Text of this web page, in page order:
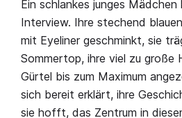
Ein schlankes junges Mädchen
Interview. Ihre stechend
mit Eyeliner geschminkt, sie
Sommertop, ihre viel zu große
Gürtel bis zum Maximum
sich bereit erklärt, ihre
sie hofft, das Zentrum in